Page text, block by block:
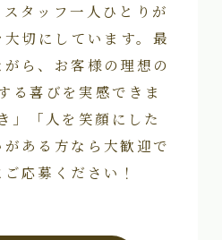
タッフ一人ひとりが
切にしています。最
ら、お客様の理想の
る喜びを実感できま
」「人を笑顔にした
ある方なら大歓迎で
応募ください！